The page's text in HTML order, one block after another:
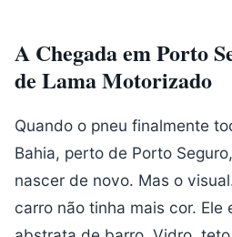
A Chegada em Porto
de Lama Motorizado
Quando o pneu finalmente
Bahia, perto de Porto
nascer de novo. Mas o
carro não tinha mais cor. Ele